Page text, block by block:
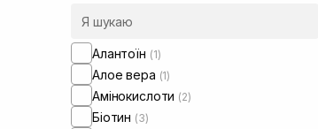
Алантоїн (1)
Алое вера (1)
Амінокислоти (2)
Біотин (3)